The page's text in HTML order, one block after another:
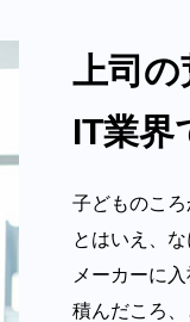
上司の
IT業界
子どものこ
とはいえ、
メーカーに
積んだころ